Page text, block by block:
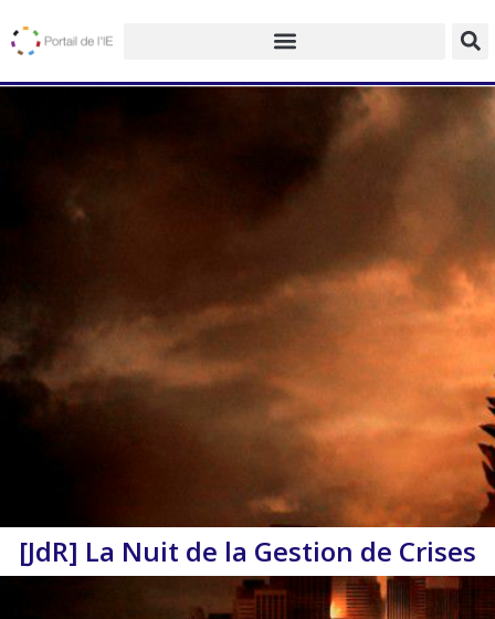
[JdR] La Nuit de la Gestion de Crises